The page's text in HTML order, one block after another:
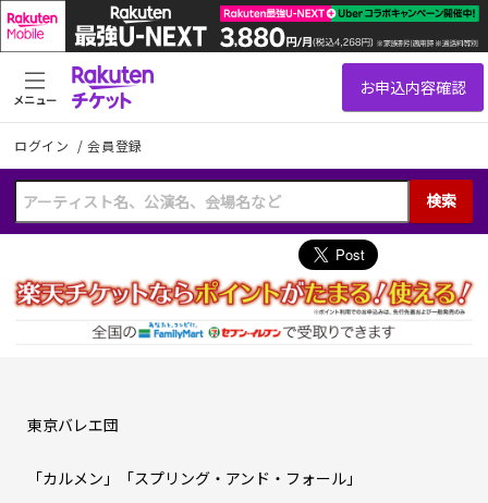
ログイン /会員登録
検索
メニュー
東京バレエ団
「カルメン」「スプリング・アンド・フォール」